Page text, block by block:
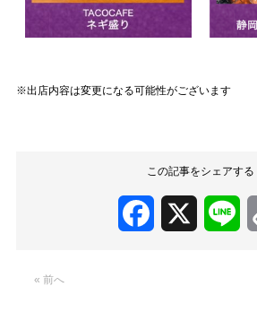
※出店内容は変更になる可能性がございます
この記事をシェアする
Facebook
« 前へ